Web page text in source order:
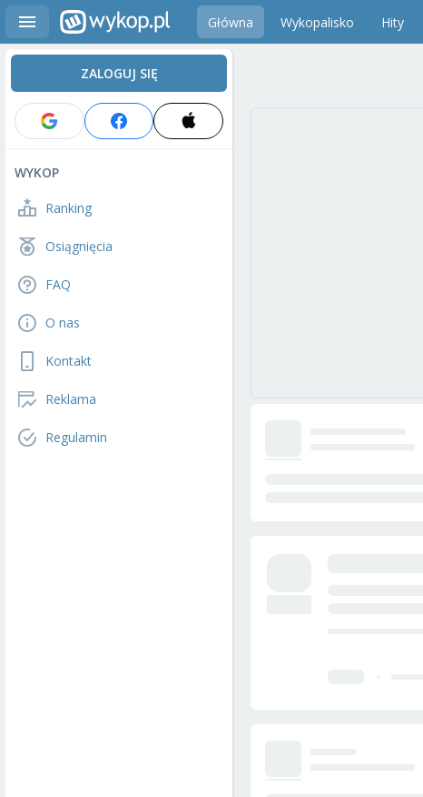
Główna Wykopalisko Hity
ZALOGUJ SIĘ
WYKOP
Ranking
Osiągnięcia
FAQ
O nas
Kontakt
Reklama
Regulamin